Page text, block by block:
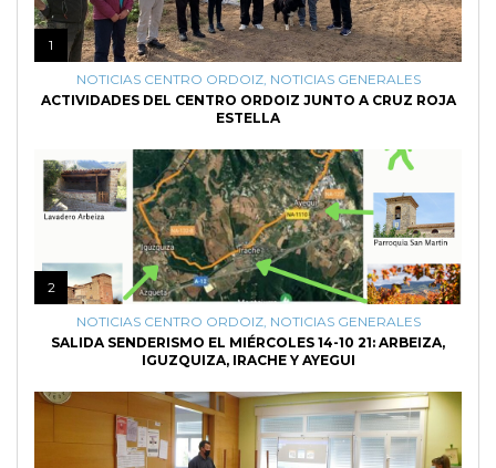
1
NOTICIAS CENTRO ORDOIZ, NOTICIAS GENERALES
ACTIVIDADES DEL CENTRO ORDOIZ JUNTO A CRUZ ROJA
ESTELLA
2
NOTICIAS CENTRO ORDOIZ, NOTICIAS GENERALES
SALIDA SENDERISMO EL MIÉRCOLES 14-10 21: ARBEIZA,
IGUZQUIZA, IRACHE Y AYEGUI